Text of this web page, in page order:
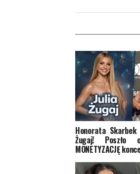
Honorata Skarbek
Żugaj! Poszło
MONETYZACJĘ